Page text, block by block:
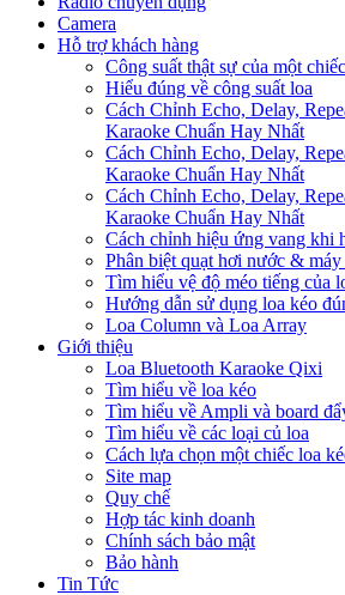
Camera
Hỗ trợ khách hàng
Công suất thật sự của một
Hiểu đúng về công suất loa
Cách Chỉnh Echo, Delay,
Karaoke Chuẩn Hay Nhất
Cách Chỉnh Echo, Delay,
Karaoke Chuẩn Hay Nhất
Cách Chỉnh Echo, Delay,
Karaoke Chuẩn Hay Nhất
Cách chỉnh hiệu ứng vang khi
Phân biệt quạt hơi nước &
Tìm hiểu vệ độ méo tiếng của
Hướng dẫn sử dụng loa kéo
Loa Column và Loa Array
Giới thiệu
Loa Bluetooth Karaoke Qixi
Tìm hiểu về loa kéo
Tìm hiểu về Ampli và board
Tìm hiểu về các loại củ loa
Cách lựa chọn một chiếc loa
Site map
Quy chế
Hợp tác kinh doanh
Chính sách bảo mật
Bảo hành
Tin Tức